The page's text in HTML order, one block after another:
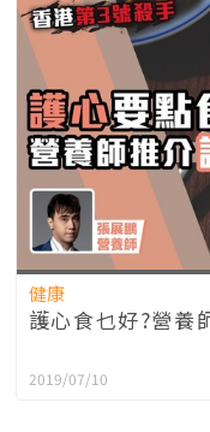
健康
護心食乜好?營養
2019/07/10